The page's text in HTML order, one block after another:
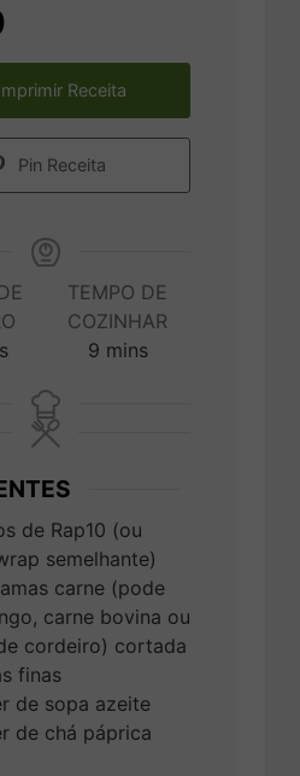
Receita
Pin Receita
TEMPO DE
COZINHAR
9minutes
mins
de Rap10 (ou
semelhante)
carne (pode
carne bovina ou
cordeiro) cortada
finas
de sopa azeite
de chá páprica